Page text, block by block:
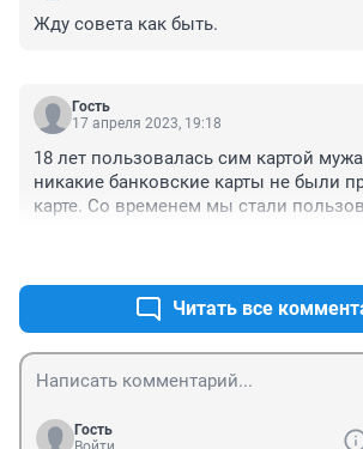
Жду совета как быть.
Гость
17 апреля 2023, 19:18
18 лет пользовалась сим картой
никакие банковские карты не были
карте. Со временем мы стали
предлагая кредиты, новый владелец
этой возможностью, а кто в
платить? А такие случаи уже есть. 18
никто не предполагал что возникнет
наследством сим карты. Как же быть
ситуации???
Читать все
Гость